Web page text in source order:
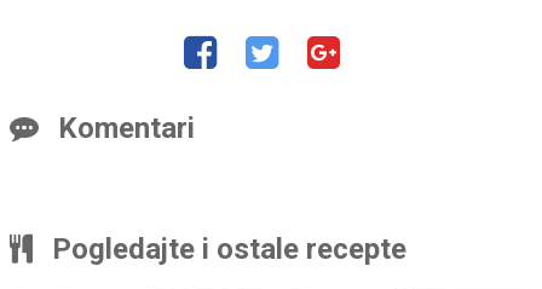
Komentari
Pogledajte i ostale recepte